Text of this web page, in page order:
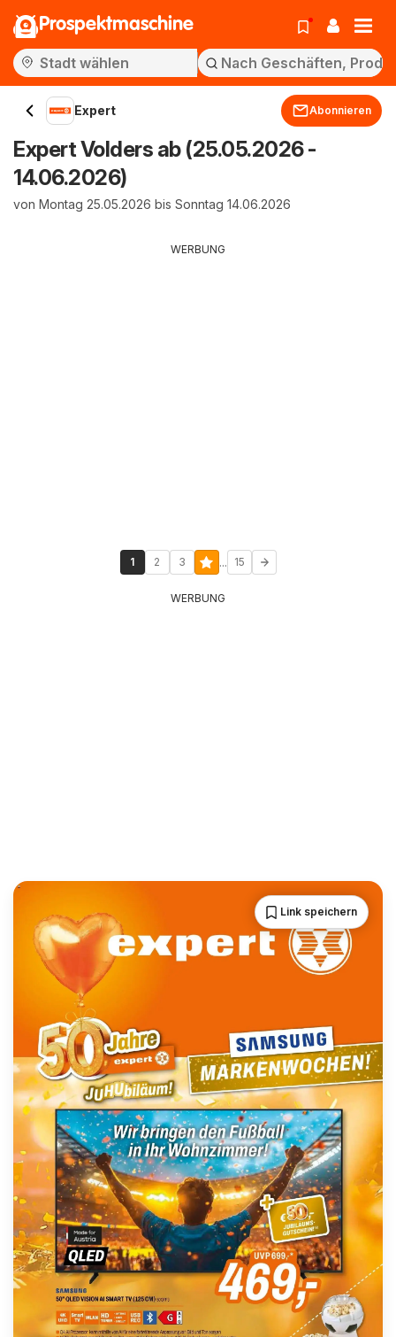
Prospektmaschine
Expert Abonnieren
Expert Volders ab (25.05.2026 -
14.06.2026)
von Montag 25.05.2026 bis Sonntag 14.06.2026
WERBUNG
1 2 3 ... 15
WERBUNG
Link speichern